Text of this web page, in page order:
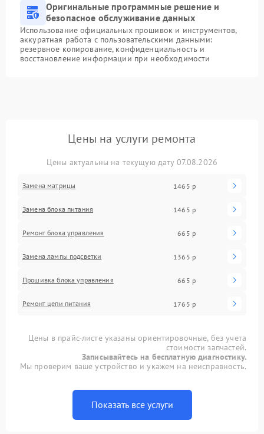
Оригинальные программные решение и
безопасное обслуживание данных
Использование официальных прошивок и инструментов,
аккуратная работа с пользовательскими данными:
резервное копирование, конфиденциальность и
восстановление информации при необходимости
Цены на услуги ремонта
Цены актуальны на текущую дату 07.08.2026
Замена матрицы 1465 р
Замена блока питания 1465 р
Ремонт блока управления 665 р
Замена лампы подсветки 1365 р
Прошивка блока управления 665 р
Ремонт цепи питания 1765 р
Цены в прайс-листе указаны ориентировочные, без учета
стоимости запчастей.
Записывайтесь на бесплатную диагностику.
Мы проверим ваше устройство и укажем на неисправность.
Показать все услуги